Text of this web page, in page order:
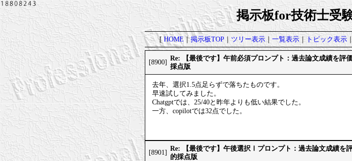
掲示板for技術士受
[HOME｜掲示板TOP｜ツリー表示｜一覧表示｜トピック表示
[8900]
Re: 【最後です】午前必須プロンプト：過去論文成績を評
採点版
去年、選択1.5点足らずで落ちたものです。
早速試してみました。
Chatgptでは、25/40と昨年よりも低い結果でした。
一方、copilotでは32点でした。
[8901]
Re: 【最後です】午後選択Ⅰプロンプト：過去論文成績を
的採点版